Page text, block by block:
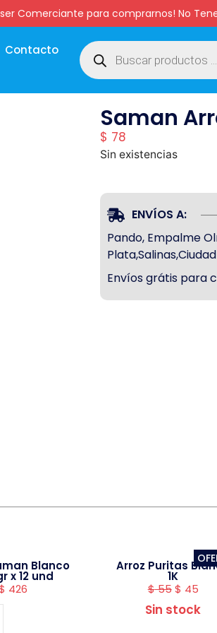
ser Comerciante para comprarnos! No
Contacto
Saman
$ 78
Sin existencias
ENVÍOS A:
Pando, Empalme
Envíos grátis para
Blanco
x 12 und
426
Arroz Puritas
1K
$55 $ 45
Sin stock